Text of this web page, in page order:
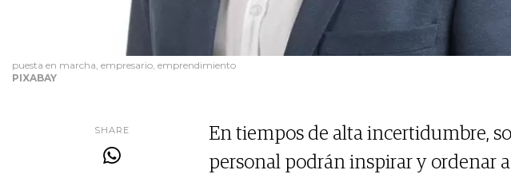
puesta en marcha, empresario, emprendimiento
PIXABAY
SHARE
En tiempos de alta incertidumbre,
personal podrán inspirar y ordenar